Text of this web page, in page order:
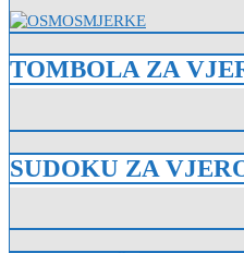
TOMBOLA ZA
SUDOKU ZA